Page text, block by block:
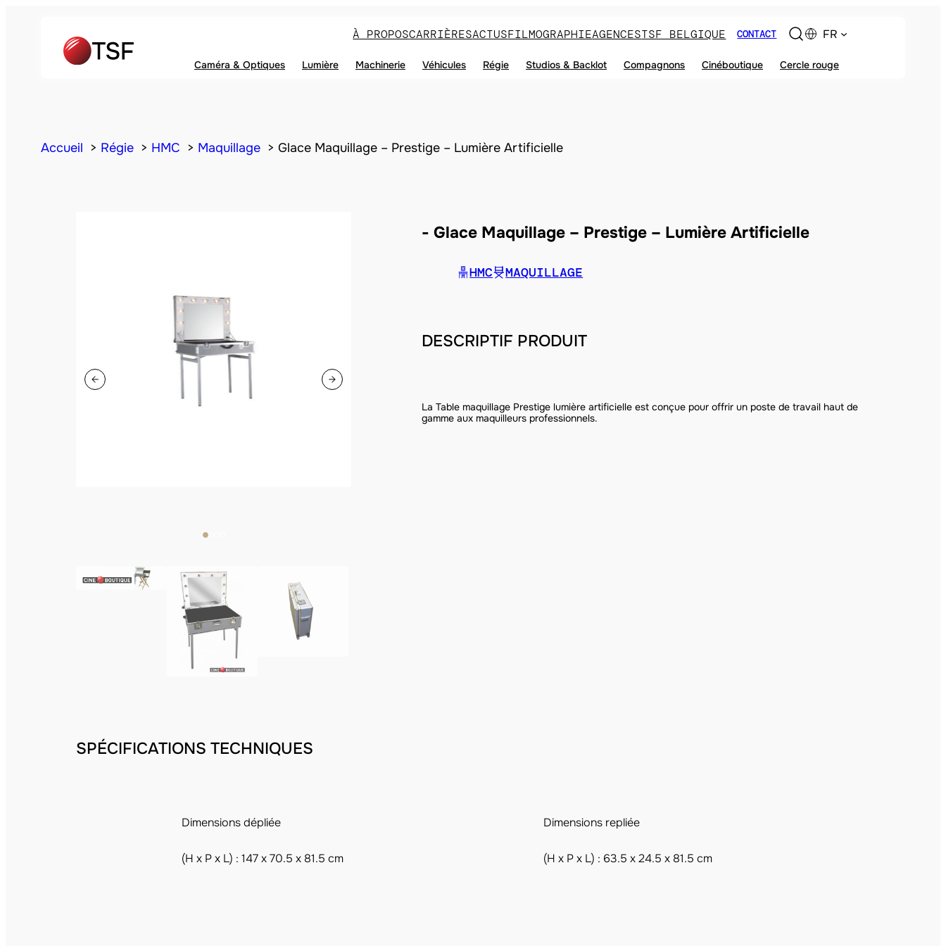
À PROPOSCARRIÈRESACTUSFILMOGRAPHIEAGENCESTSF BELGIQUE CONTACT FR
Caméra & Optiques Lumière Machinerie Véhicules Régie Studios & Backlot Compagnons Cinéboutique Cercle rouge
Accueil Régie HMC Maquillage Glace Maquillage – Prestige – Lumière Artificielle
Glace Maquillage – Prestige – Lumière Artificielle
HMC MAQUILLAGE
DESCRIPTIF PRODUIT
La Table maquillage Prestige lumière artificielle est conçue pour offrir un poste de travail haut de
gamme aux maquilleurs professionnels.
SPÉCIFICATIONS TECHNIQUES
Dimensions dépliée
(H x P x L) : 147 x 70.5 x 81.5 cm
Dimensions repliée
(H x P x L) : 63.5 x 24.5 x 81.5 cm